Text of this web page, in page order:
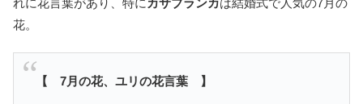
れに花言葉があり、特に カサブランカは結婚式で人気の7月の
花。
【 7月の花、ユリの花言葉 】